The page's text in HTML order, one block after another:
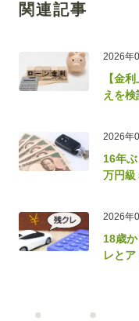
関連記事
2026年
【金
えを
2026年
16年
万円級
2026年
18歳
レと